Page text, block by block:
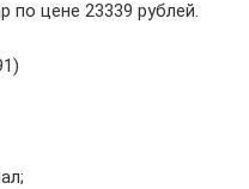
по цене 23339 рублей.